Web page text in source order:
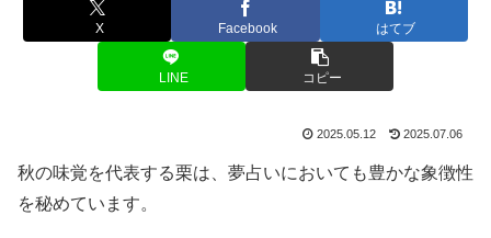
X Facebook はてブ
LINE コピー
2025.05.12 2025.07.06
秋の味覚を代表する栗は、夢占いにおいても豊かな象徴性
を秘めています。